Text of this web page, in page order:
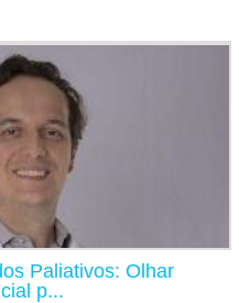
Paliativos: Olhar
p...